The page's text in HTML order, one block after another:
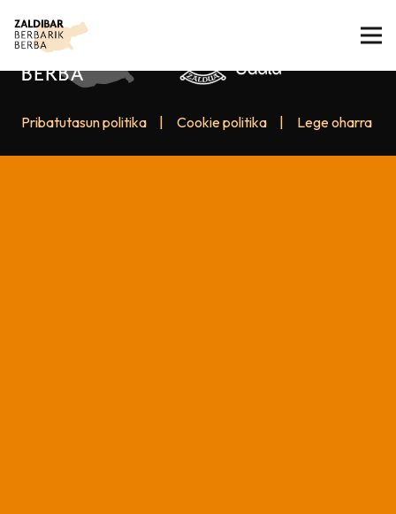
Pribatutasun politika Cookie politika Lege oharra